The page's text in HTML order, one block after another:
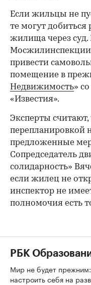
Если жильцы не
те могут
жилища через суд.
Мосжилинспекции
привести
помещение в
Недвижимость»
«Известия».
Эксперты считают,
перепланировкой
предложенные
Сопредседатель
солидарность»
если жилец не
инспектор не
полномочия есть
РБК
Мир не будет
настроить себя на